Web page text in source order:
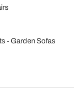
Garden Sofas